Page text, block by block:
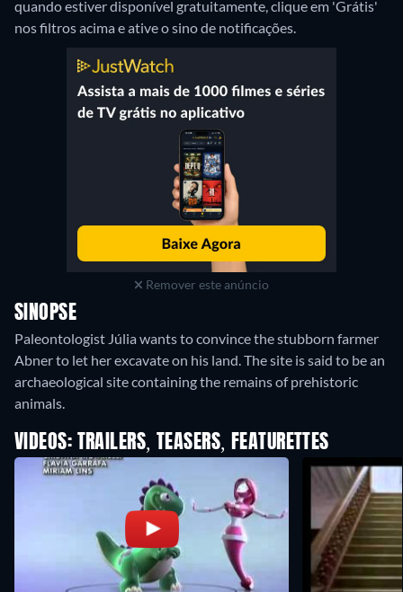
quando estiver disponível gratuitamente, clique em 'Grátis'
nos filtros acima e ative o sino de notificações.
Remover este anúncio
SINOPSE
Paleontologist Júlia wants to convince the stubborn farmer
Abner to let her excavate on his land. The site is said to be an
archaeological site containing the remains of prehistoric
animals.
VIDEOS: TRAILERS, TEASERS, FEATURETTES